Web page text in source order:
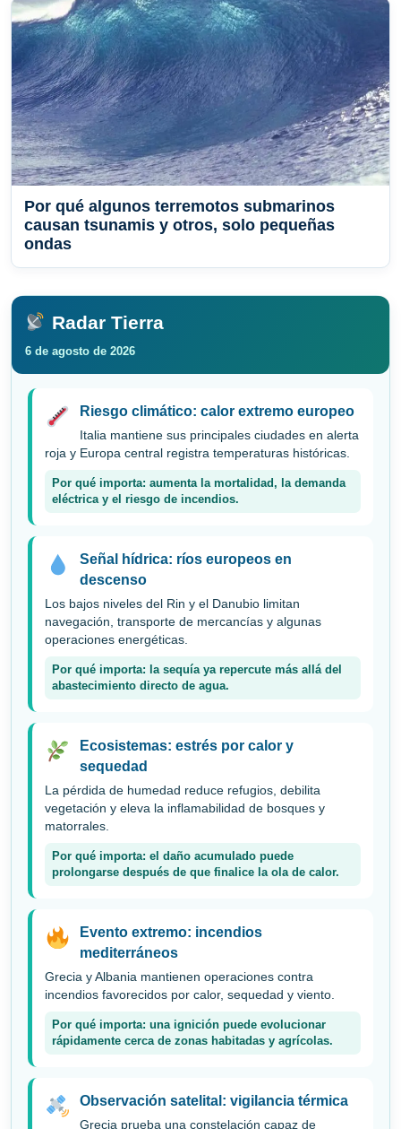
Por qué algunos terremotos submarinos
causan tsunamis y otros, solo pequeñas
ondas
Radar Tierra
6 de agosto de 2026
Riesgo climático: calor extremo europeo
Italia mantiene sus principales ciudades en alerta
roja y Europa central registra temperaturas históricas.
Por qué importa: aumenta la mortalidad, la demanda
eléctrica y el riesgo de incendios.
Señal hídrica: ríos europeos en
descenso
Los bajos niveles del Rin y el Danubio limitan
navegación, transporte de mercancías y algunas
operaciones energéticas.
Por qué importa: la sequía ya repercute más allá del
abastecimiento directo de agua.
Ecosistemas: estrés por calor y
sequedad
La pérdida de humedad reduce refugios, debilita
vegetación y eleva la inflamabilidad de bosques y
matorrales.
Por qué importa: el daño acumulado puede
prolongarse después de que finalice la ola de calor.
Evento extremo: incendios
mediterráneos
Grecia y Albania mantienen operaciones contra
incendios favorecidos por calor, sequedad y viento.
Por qué importa: una ignición puede evolucionar
rápidamente cerca de zonas habitadas y agrícolas.
Observación satelital: vigilancia térmica
Grecia prueba una constelación capaz de